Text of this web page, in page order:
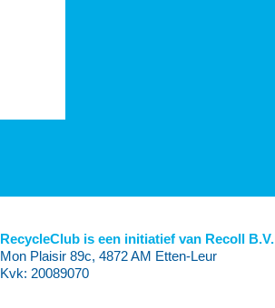
RecycleClub is een initiatief van Recoll B.V.
Mon Plaisir 89c, 4872 AM Etten-Leur
Kvk: 20089070